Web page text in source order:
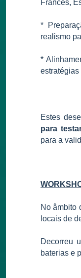
Francês,
*
realismo
*
Estes
para
para a
No âmbito
locais de
Decorreu
baterias e